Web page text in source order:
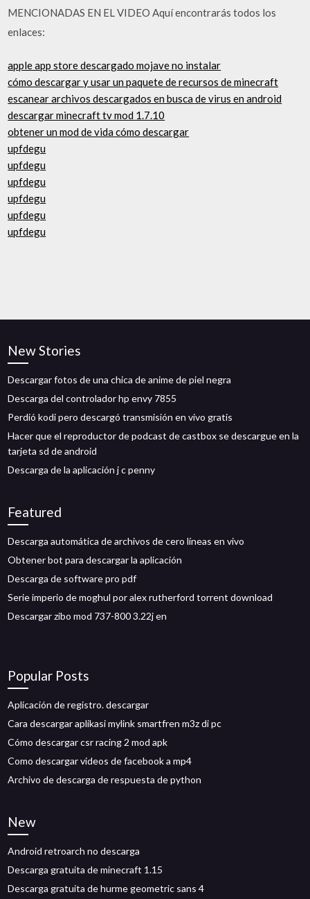
MENCIONADAS EN EL VIDEO Aquí encontrarás todos los
enlaces:
apple app store descargado mojave no instalar
cómo descargar y usar un paquete de recursos de minecraft
escanear archivos descargados en busca de virus en android
descargar minecraft tv mod 1.7.10
obtener un mod de vida cómo descargar
upfdegu
upfdegu
upfdegu
upfdegu
upfdegu
upfdegu
New Stories
Descargar fotos de una chica de anime de piel negra
Descarga del controlador hp envy 7855
Perdió kodi pero descargó transmisión en vivo gratis
Hacer que el reproductor de podcast de castbox se descargue en la
tarjeta sd de android
Descarga de la aplicación j c penny
Featured
Descarga automática de archivos de cero líneas en vivo
Obtener bot para descargar la aplicación
Descarga de software pro pdf
Serie imperio de moghul por alex rutherford torrent download
Descargar zibo mod 737-800 3.22j en
Popular Posts
Aplicación de registro. descargar
Cara descargar aplikasi mylink smartfren m3z di pc
Cómo descargar csr racing 2 mod apk
Como descargar videos de facebook a mp4
Archivo de descarga de respuesta de python
New
Android retroarch no descarga
Descarga gratuita de minecraft 1.15
Descarga gratuita de hurme geometric sans 4